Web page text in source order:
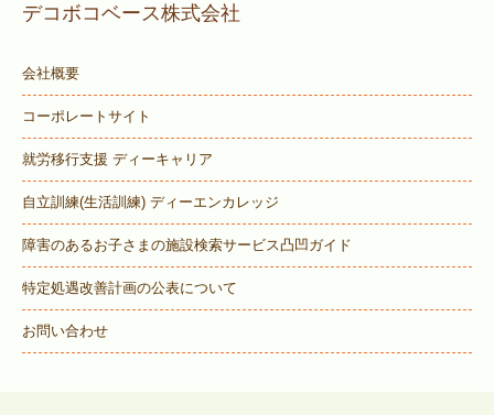
デコボコベース株式会社
会社概要
コーポレートサイト
就労移行支援 ディーキャリア
自立訓練(生活訓練) ディーエンカレッジ
障害のあるお子さまの施設検索サービス凸凹ガイド
特定処遇改善計画の公表について
お問い合わせ